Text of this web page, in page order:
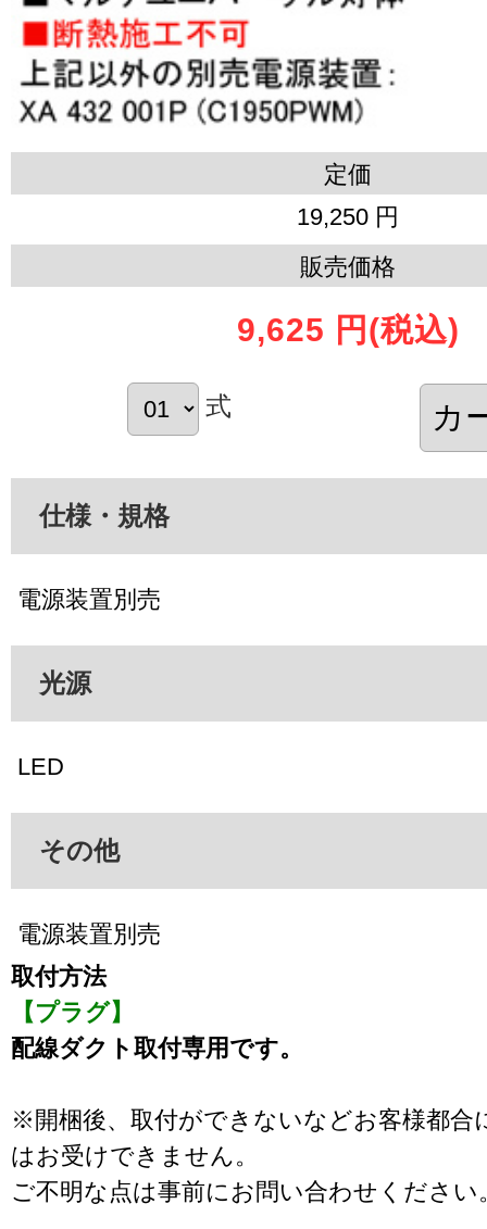
定価
19,250 円
販売価格
9,625 円 (税込)
式
仕様・規格
電源装置別売
光源
LED
その他
電源装置別売
取付方法
【プラグ】
配線ダクト取付専用です。
※開梱後、取付ができないなどお客様都合
はお受けできません。
ご不明な点は事前にお問い合わせください